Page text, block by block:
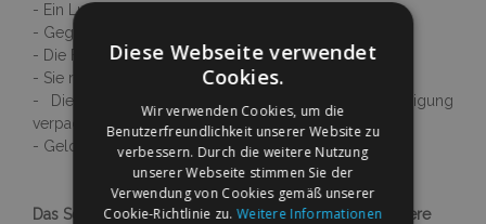
- Ein Luxus 3D Design
- Gegen Temperaturen ab -40°C bis +110°C resistent
- Die Fußmatten riechen nicht nach Gummi
- Sie rutschen nicht auf dem Boden
- Die Ware ist neu und sicher gegen Beschädigung
verpackt
- Geld-zurück-Garantie
Das Set enthält 4 Stück: 2 Stck vordere und 2 Stck hintere
Diese Webseite verwendet
Cookies.
Wir verwenden Cookies, um die
Benutzerfreundlichkeit unserer Website zu
verbessern. Durch die weitere Nutzung
unserer Webseite stimmen Sie der
Verwendung von Cookies gemäß unserer
Cookie-Richtlinie zu.Weitere Informationen